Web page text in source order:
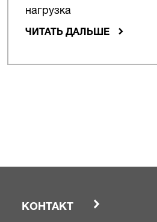
нагрузка
ЧИТАТЬ ДАЛЬШЕ
КОНТАКТ